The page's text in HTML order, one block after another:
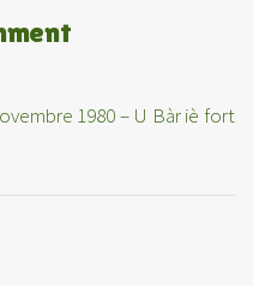
1980 – U Bàr iè fort